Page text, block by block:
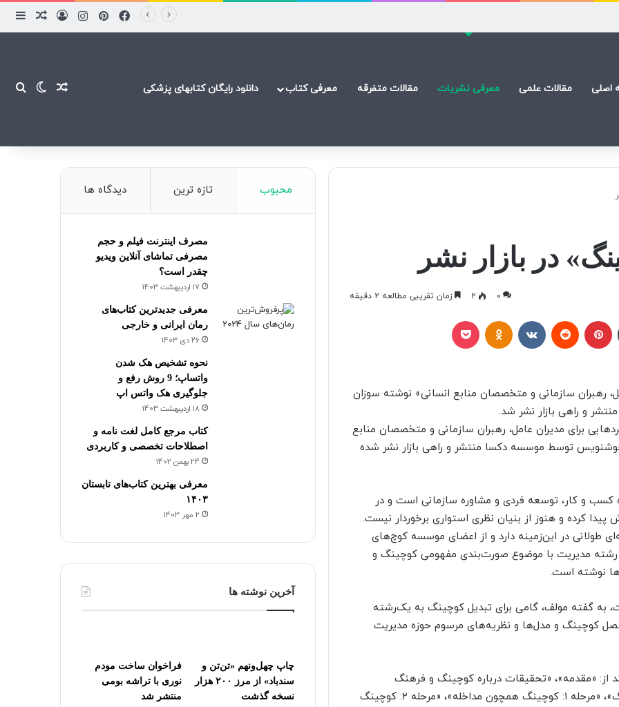
فیسبوکپینتریستاینستاگرام
ورود
اصلی مقالات علمی معرفی نشریات مقالات متفرقه معرفی کتاب دانلود رایگان کتابهای پزشکی نوشتهتغییر
در بازار نشر
0
2 زمان تقریبی مطالعه 2 دقیقه
رهبران سازمانی و متخصصان منابع انسانی» نوشته سوزان
و راهی بازار نشر شد.
برای مدیران عامل، رهبران سازمانی و متخصصان منابع
خوشنویس توسط موسسه دکسا منتشر و راهی بازار نشر شده
و کار، توسعه فردی و مشاوره سازمانی است و در
کرده و هنوز از بنیان نظری استواری برخوردار نیست.
طولانی در این‌زمینه دارد و از اعضای موسسه کوچ‌های
در رشته مدیریت با موضوع صورت‌بندی مفهومی کوچینگ و
نوشته است.
به گفته مولف، گامی برای تبدیل کوچینگ به یک‌رشته
کوچینگ و مدل‌ها و نظریه‌های مرسوم حوزه مدیریت
عبارت‌اند از: «مقدمه»، «تحقیقات درباره کوچینگ و فرهنگ
کوچینگ»، «مدل فرایندی برای توسعه فرهنگ کوچینگ»، «مرحله ۱: کوچینگ همچون مداخله»، «مرحله ۲: کوچینگ
محبوب تازه ترین دیدگاه ها
مصرف اینترنت فیلم و حجم
مصرفی تماشای آنلاین ویدیو
چقدر است؟
17 اردیبهشت 1403
معرفی جدیدترین کتاب‌های
رمان ایرانی و خارجی
26 دی 1403
نحوه تشخیص هک شدن
واتساپ؛ 9 روش رفع و
جلوگیری هک واتس اپ
18 اردیبهشت 1403
کتاب مرجع کامل لغت نامه و
اصطلاحات تخصصی و کاربردی
24 بهمن 1402
معرفی بهترین کتاب‌های تابستان
۱۴۰۳
2 مهر 1403
آخرین نوشته ها
چاپ چهل‌ونهم «تن‌تن و
سندباد» از مرز ۲۰۰ هزار
نسخه گذشت
فراخوان ساخت مودم
نوری با تراشه بومی
منتشر شد